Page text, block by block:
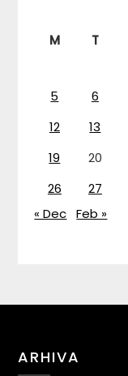
M T
5
6
12
13
19
20
26
27
« Dec Feb »
ARHIVA